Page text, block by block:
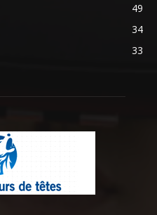
49
34
33